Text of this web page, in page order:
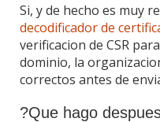
Si, y de hecho es muy
decodificador de
verificacion de CSR
dominio, la
correctos antes de
?Que hago